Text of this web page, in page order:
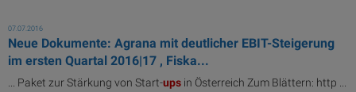
07.07.2016
Neue Dokumente: Agrana mit deutlicher EBIT-Steigerung
im ersten Quartal 2016|17 , Fiska...
... Paket zur Stärkung von Start-ups in Österreich Zum Blättern: http ...